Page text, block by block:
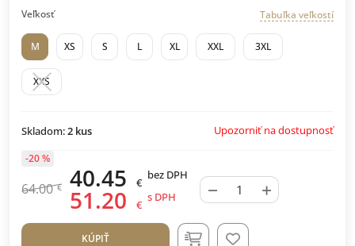
Veľkosť Tabuľka veľkostí
M XS S L XL XXL 3XL
XXS
Skladom:2 kus Upozorniť na dostupnosť
64.00 € 40.45 €
bez DPH
51.20 €
s DPH
-20 %
− +
KÚPIŤ